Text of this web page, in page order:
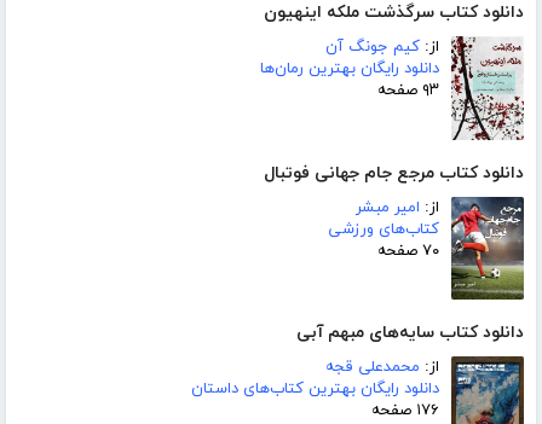
دانلود کتاب سرگذشت ملکه اینهیون
از: کیم جونگ آن
دانلود رایگان بهترین رمان‌ها
۹۳ صفحه
دانلود کتاب مرجع جام جهانی فوتبال
از: امیر مبشر
کتاب‌های ورزشی
۷۰ صفحه
دانلود کتاب سایه‌های مبهم آبی
از: محمدعلی قجه
دانلود رایگان بهترین کتاب‌های داستان
۱۷۶ صفحه